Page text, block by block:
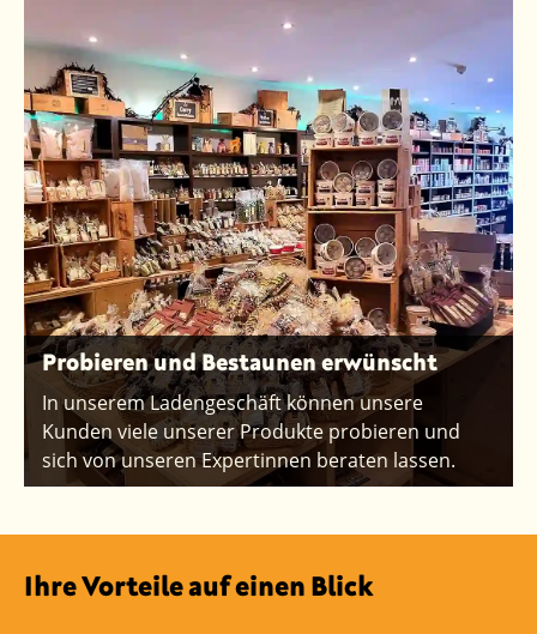
Probieren und Bestaunen erwünscht
In unserem Ladengeschäft können unsere
Kunden viele unserer Produkte probieren und
sich von unseren Expertinnen beraten lassen.
Ihre Vorteile auf einen Blick